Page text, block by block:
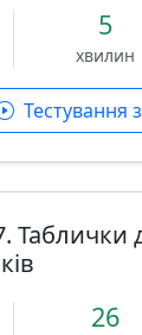
5
хвилин
Тестування
Таблички
26